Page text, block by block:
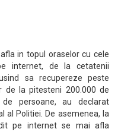
in topul oraselor cu cele
internet, de la cetatenii
sa recupereze peste
de la pitesteni 200.000 de
persoane, au declarat
al Politiei. De asemenea, la
pe internet se mai afla